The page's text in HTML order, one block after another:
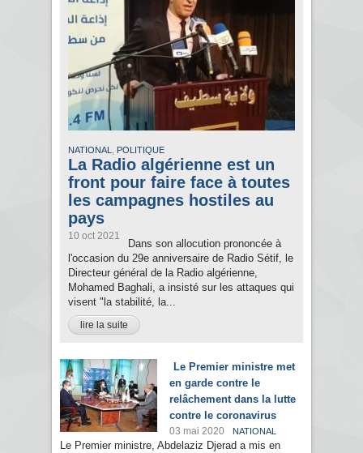
NATIONAL , POLITIQUE
La Radio algérienne est un
front pour faire face à toutes
les campagnes hostiles au
pays
10 oct 2021
Dans son allocution prononcée à
l'occasion du 29e anniversaire de Radio Sétif, le
Directeur général de la Radio algérienne,
Mohamed Baghali, a insisté sur les attaques qui
visent "la stabilité, la...
lire la suite
Le Premier ministre met
en garde contre le
relâchement dans la lutte
contre le coronavirus
03 mai 2020 NATIONAL
Le Premier ministre, Abdelaziz Djerad a mis en